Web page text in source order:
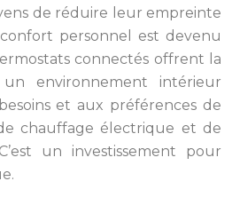
de réduire leur empreinte
personnel est devenu
connectés offrent la
environnement intérieur
et aux préférences de
chauffage électrique et de
un investissement pour